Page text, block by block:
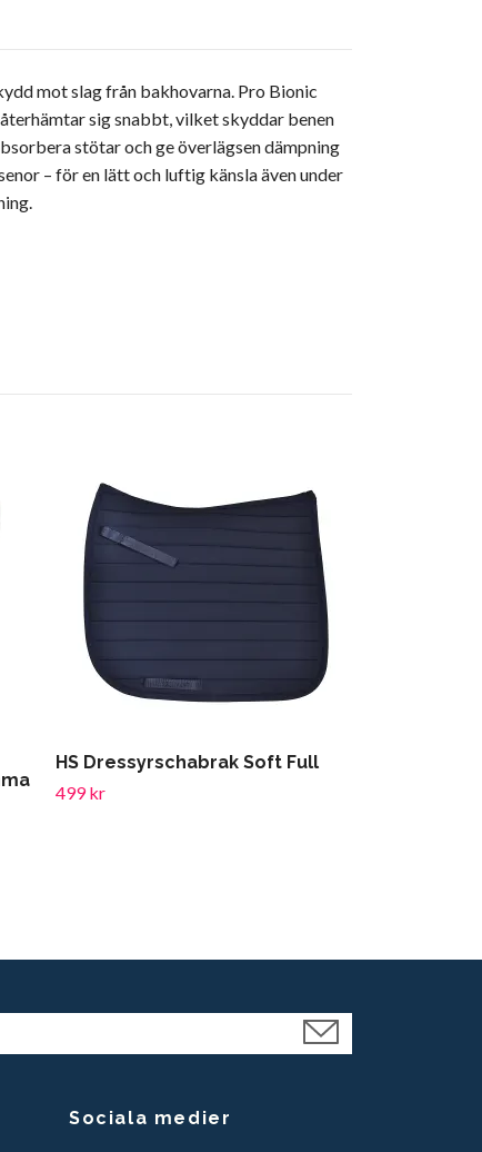
mot slag från bakhovarna. Pro Bionic
sig snabbt, vilket skyddar benen
stötar och ge överlägsen dämpning
– för en lätt och luftig känsla även under
HS Dressyrschabrak Soft Full
499 kr
Sociala medier